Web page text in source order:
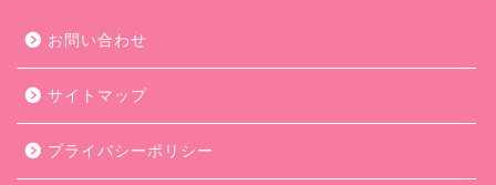
お問い合わせ
サイトマップ
プライバシーポリシー